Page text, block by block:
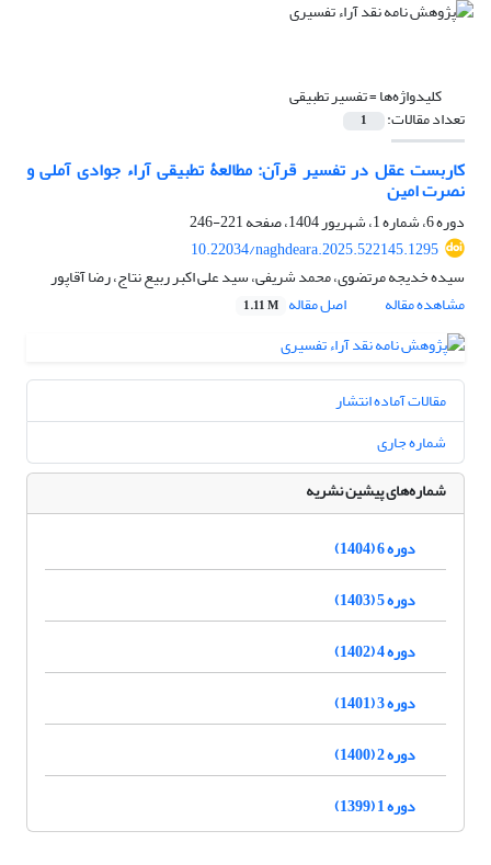
کلیدواژه‌ها =تفسیر تطبیقی
تعداد مقالات: 1
کاربست عقل در تفسیر قرآن: مطالعۀ تطبیقی آراء جوادی آملی و
نصرت امین
دوره 6، شماره 1، شهریور 1404، صفحه
221-246
10.22034/naghdeara.2025.522145.1295
سیده خدیجه مرتضوی، محمد شریفی، سید علی اکبر ربیع نتاج، رضا آقاپور
مشاهده مقاله
اصل مقاله 1.11 M
مقالات آماده انتشار
شماره جاری
شماره‌های پیشین نشریه
دوره 6 (1404)
دوره 5 (1403)
دوره 4 (1402)
دوره 3 (1401)
دوره 2 (1400)
دوره 1 (1399)